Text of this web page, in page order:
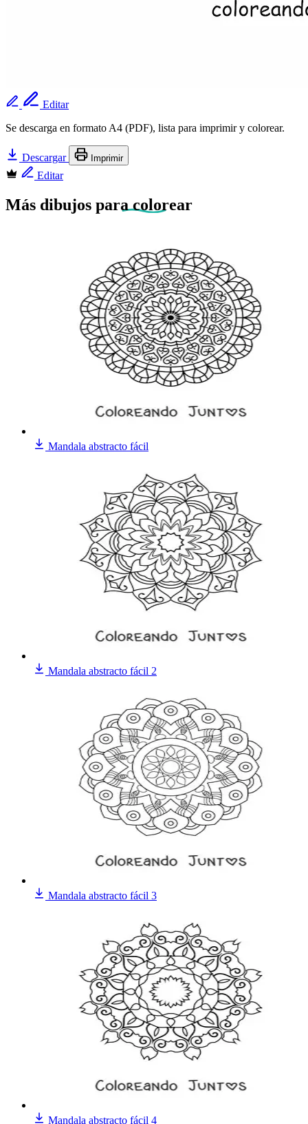
Editar
Se descarga en formato A4 (PDF), lista para imprimir y colorear.
Descargar Imprimir
Editar
Más dibujos para colorear
Mandala abstracto fácil
Mandala abstracto fácil 2
Mandala abstracto fácil 3
Mandala abstracto fácil 4